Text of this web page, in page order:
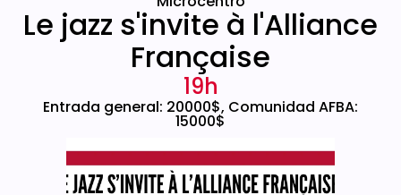
Le jazz s'invite à l'Alliance
Française
19h
Entrada general: 20000$, Comunidad AFBA:
15000$